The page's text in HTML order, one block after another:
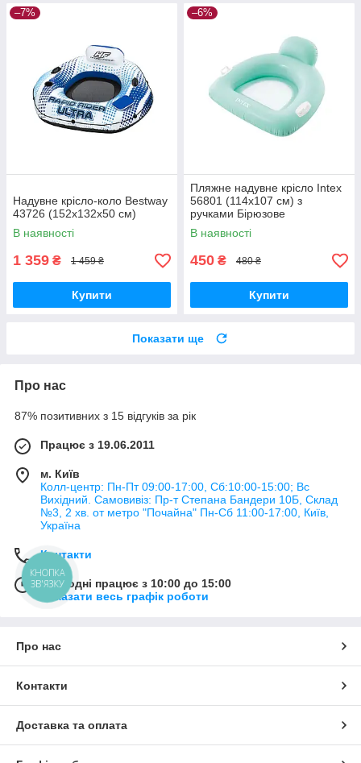
–7%
Надувне крісло-коло Bestway
43726 (152х132х50 см)
В наявності
1 359 ₴ 1 459 ₴
Купити
–6%
Пляжне надувне крісло Intex
56801 (114х107 см) з
ручками Бірюзове
В наявності
450 ₴ 480 ₴
Купити
Показати ще
Про нас
87% позитивних з 15 відгуків за рік
Працює з 19.06.2011
м. Київ
Колл-центр: Пн-Пт 09:00-17:00, Сб:10:00-15:00; Вс
Вихідний. Самовивіз: Пр-т Степана Бандери 10Б, Склад
№3, 2 хв. от метро "Почайна" Пн-Cб 11:00-17:00, Київ,
Україна
Контакти
Сьогодні працює з 10:00 до 15:00
Показати весь графік роботи
Про нас
Контакти
Доставка та оплата
КНОПКА
ЗВ'ЯЗКУ